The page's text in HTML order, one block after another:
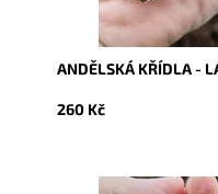
ANDĚLSKÁ KŘÍDLA -
260 Kč